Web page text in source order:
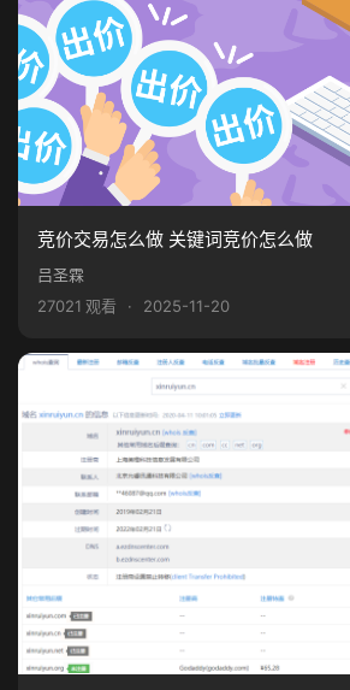
竞价交易怎么做 关键词竞价怎么做
吕圣霖
27021 观看
· 2025-11-20